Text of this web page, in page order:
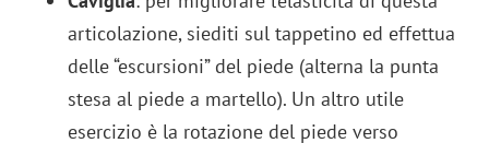
articolazione, siediti sul tappetino ed effettua
delle “escursioni” del piede (alterna la punta
stesa al piede a martello). Un altro utile
esercizio è la rotazione del piede verso